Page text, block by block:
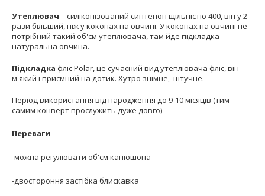
Утеплювач – силіконізований синтепон щільністю 400, він у 2
рази більший, ніж у коконах на овчині. У коконах на овчині не
потрібний такий об'єм утеплювача, там йде підкладка
натуральна овчина.
Підкладка фліс Polar, це сучасний вид утеплювача фліс, він
м'який і приємний на дотик. Хутро знімне, штучне.
Період використання від народження до 9-10 місяців (тим
самим конверт прослужить дуже довго)
Переваги
-можна регулювати об'єм капюшона
-двостороння застібка блискавка